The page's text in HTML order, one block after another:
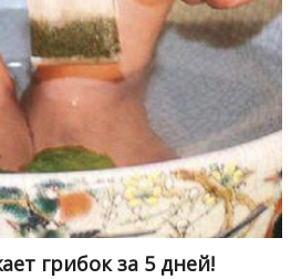
грибок за 5 дней!